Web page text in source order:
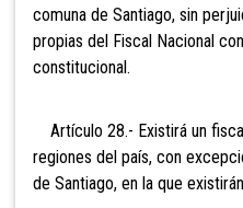
comuna de Santiago, sin
propias del Fiscal Nacional
constitucional.
Artículo 28.- Existirá un
regiones del país, con
de Santiago, en la que